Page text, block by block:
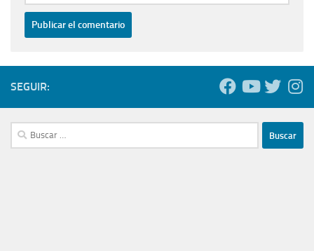
SEGUIR:
Buscar: